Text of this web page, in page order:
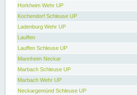
Horkheim Wehr UP
Kochendorf Schleuse UP
Ladenburg Wehr UP
Lauffen
Lauffen Schleuse UP
Mannheim Neckar
Marbach Schleuse UP
Marbach Wehr UP
Neckargemünd Schleuse UP